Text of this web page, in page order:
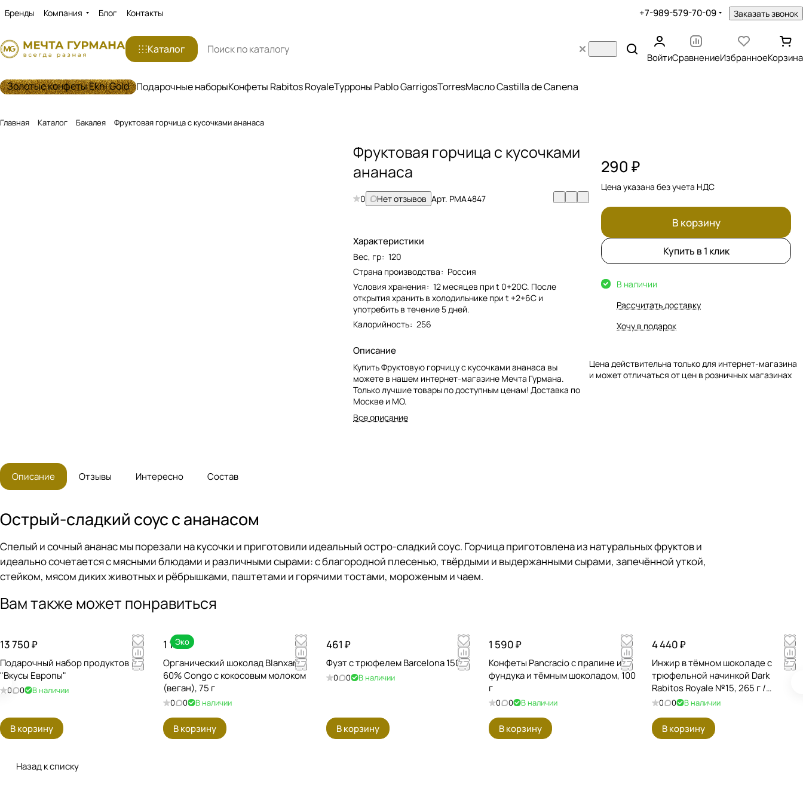
Бренды Компания Блог Контакты +7-989-579-70-09 Заказать звонок
Каталог
ВойтиСравнениеИзбранноеКорзина
Золотые конфеты Ekhi Gold Подарочные наборыКонфеты Rabitos RoyaleТурроны Pablo GarrigosTorresМасло Castilla de Canena
Главная Каталог Бакалея Фруктовая горчица с кусочками ананаса
Фруктовая горчица с кусочками
ананаса
0 Нет отзывов Арт. РМА4847
Характеристики
Вес, гр: 120
Страна производства: Россия
Условия хранения: 12 месяцев при t 0+20С. После
открытия хранить в холодильнике при t +2+6С и
употребить в течение 5 дней.
Калорийность: 256
Описание
Купить Фруктовую горчицу с кусочками ананаса вы
можете в нашем интернет-магазине Мечта Гурмана.
Только лучшие товары по доступным ценам! Доставка по
Москве и МО.
Все описание
290 ₽
Цена указана без учета НДС
В корзину
Купить в 1 клик
В наличии
Рассчитать доставку
Хочу в подарок
Цена действительна только для интернет-магазина
и может отличаться от цен в розничных магазинах
Описание Отзывы Интересно Состав
Острый-сладкий соус с ананасом
Спелый и сочный ананас мы порезали на кусочки и приготовили идеальный остро-сладкий соус. Горчица приготовлена из натуральных фруктов и
идеально сочетается с мясными блюдами и различными сырами: с благородной плесенью, твёрдыми и выдержанными сырами, запечённой уткой,
стейком, мясом диких животных и рёбрышками, паштетами и горячими тостами, мороженым и чаем.
Вам также может понравиться
13 750 ₽
Подарочный набор продуктов
"Вкусы Европы"
0 0 В наличии
В корзину
Эко
1 175 ₽
Органический шоколад Blanxart
60% Congo с кокосовым молоком
(веган), 75 г
0 0 В наличии
В корзину
461 ₽
Фуэт с трюфелем Barcelona 150 г
0 0 В наличии
В корзину
1 590 ₽
Конфеты Pancracio с пралине из
фундука и тёмным шоколадом, 100
г
0 0 В наличии
В корзину
4 440 ₽
Инжир в тёмном шоколаде с
трюфельной начинкой Dark
Rabitos Royale №15, 265 г /
Испания
0 0 В наличии
В корзину
Назад к списку